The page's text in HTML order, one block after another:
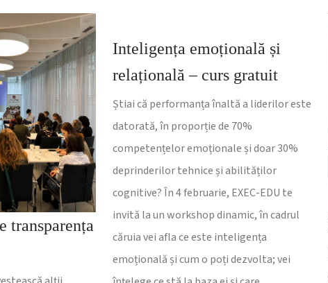
transparența
Inteligența emoțională și
relațională – curs gratuit
Știai că performanța înaltă a liderilor este
datorată, în proporție de 70%
competențelor emoționale și doar 30%
deprinderilor tehnice și abilităților
cognitive? În 4 februarie, EXEC-EDU te
invită la un workshop dinamic, în cadrul
căruia vei afla ce este inteligența
emoțională și cum o poți dezvolta; vei